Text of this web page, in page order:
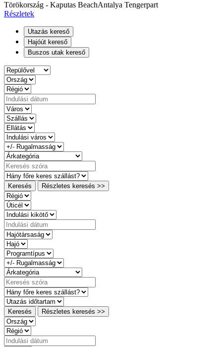
Törökország - Kaputas BeachAntalya Tengerpart
Részletek
Utazás kereső
Hajóút kereső
Buszos utak kereső
Keresés Részletes keresés >>
Keresés Részletes keresés >>